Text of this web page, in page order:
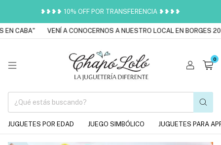
❥❥❥❥ 10% OFF POR TRANSFERENCIA ❥❥❥❥
CABA" VENÍ A CONOCERNOS A NUESTRO LOCAL EN BORGES
0
JUGUETES POR EDAD JUEGO SIMBÓLICO JUGUETES PARA